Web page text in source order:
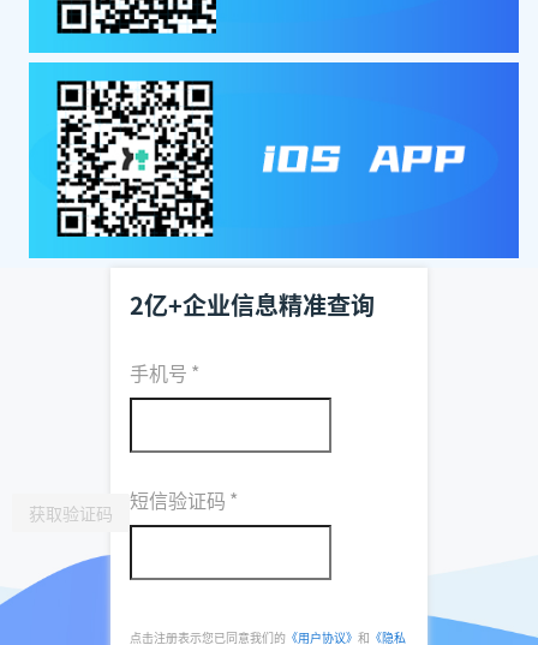
2亿+企业信息精准查询
手机号 *
短信验证码 *
获取验证码
点击注册表示您已同意我们的 《用户协议》 和 《隐私